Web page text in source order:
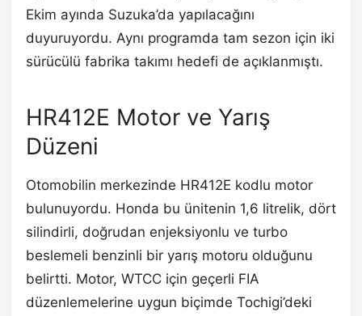
Ekim ayında Suzuka’da yapılacağını
duyuruyordu. Aynı programda tam sezon için iki
sürücülü fabrika takımı hedefi de açıklanmıştı.
HR412E Motor ve Yarış
Düzeni
Otomobilin merkezinde HR412E kodlu motor
bulunuyordu. Honda bu ünitenin 1,6 litrelik, dört
silindirli, doğrudan enjeksiyonlu ve turbo
beslemeli benzinli bir yarış motoru olduğunu
belirtti. Motor, WTCC için geçerli FIA
düzenlemelerine uygun biçimde Tochigi’deki